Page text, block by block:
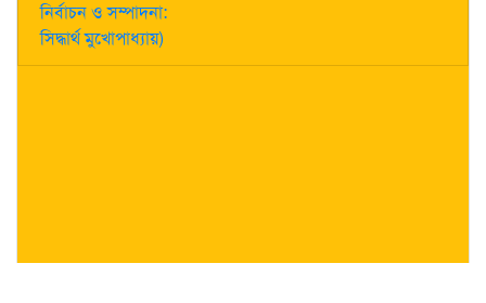
নির্বাচন ও সম্পাদনা:
সিদ্ধার্থ মুখোপাধ্যায়)